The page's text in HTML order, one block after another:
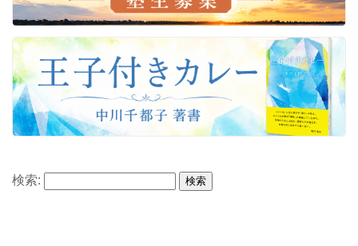
検索: